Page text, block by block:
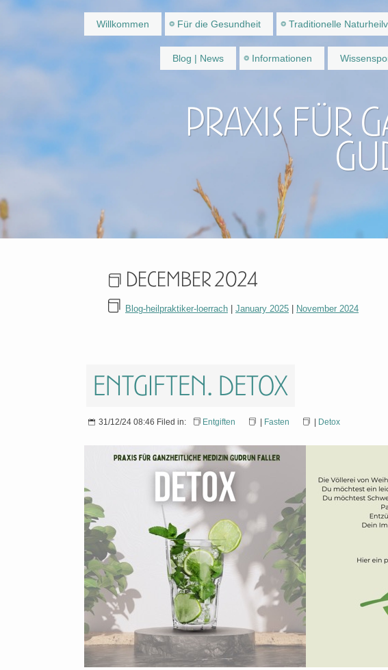
Willkommen Für die Gesundheit Traditionelle
Blog | News Informationen
Praxis für
December 2024
Blog-heilpraktiker-loerrach | January 2025 | November 2024
Entgiften. Detox
31/12/24 08:46 Filed in: Entgiften | Fasten | Detox